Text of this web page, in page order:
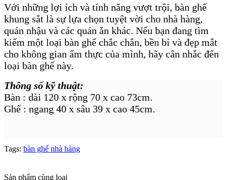
Với những lợi ích và tính năng vượt trội, bàn ghế
khung sắt là sự lựa chọn tuyệt vời cho nhà hàng,
quán nhậu và các quán ăn khác. Nếu bạn đang tìm
kiếm một loại bàn ghế chắc chắn, bền bỉ và đẹp mắt
cho không gian ẩm thực của mình, hãy cân nhắc đến
loại bàn ghế này.
Thông số kỹ thuật:
Bàn : dài 120 x rộng 70 x cao 73cm.
Ghế : ngang 40 x sâu 39 x cao 45cm.
Tags: bàn ghế nhà hàng
Sản phẩm cùng loại